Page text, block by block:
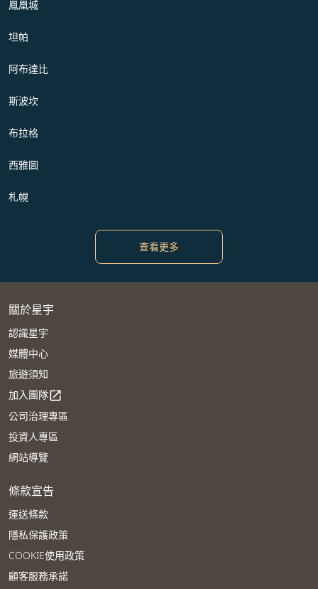
鳳凰城
坦帕
阿布達比
斯波坎
布拉格
西雅圖
札幌
查看更多
關於星宇
認識星宇
媒體中心
旅遊須知
加入團隊open_in_new
公司治理專區
投資人專區
網站導覽
條款宣告
運送條款
隱私保護政策
COOKIE使用政策
顧客服務承諾